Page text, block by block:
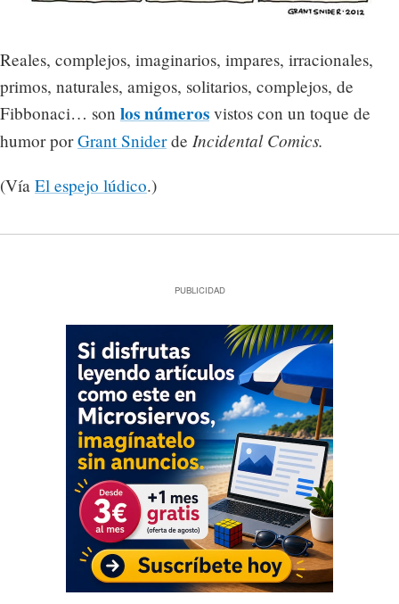
Reales, complejos, imaginarios, impares, irracionales,
primos, naturales, amigos, solitarios, complejos, de
Fibbonaci… son los números vistos con un toque de
humor porGrant Sniderde Incidental Comics.
(Vía El espejo lúdico.)
PUBLICIDAD